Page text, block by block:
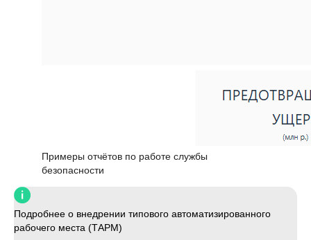
Примеры отчётов по работе службы
безопасности
Подробнее о внедрении типового автоматизированного
рабочего места (ТАРМ)
Диск
Service Desk
SRM-система
AI-агент